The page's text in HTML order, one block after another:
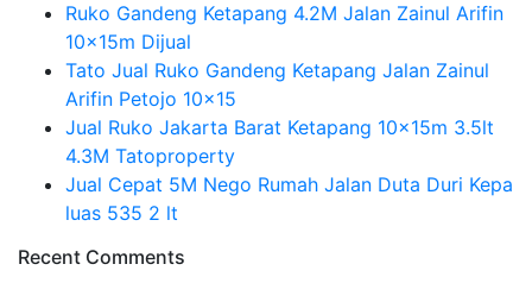
Ruko Gandeng Ketapang 4.2M Jalan Zainul Arifin
10x15m Dijual
Tato Jual Ruko Gandeng Ketapang Jalan Zainul
Arifin Petojo 10×15
Jual Ruko Jakarta Barat Ketapang 10x15m 3.5lt
4.3M Tatoproperty
Jual Cepat 5M Nego Rumah Jalan Duta Duri Kepa
luas 535 2 lt
Recent Comments